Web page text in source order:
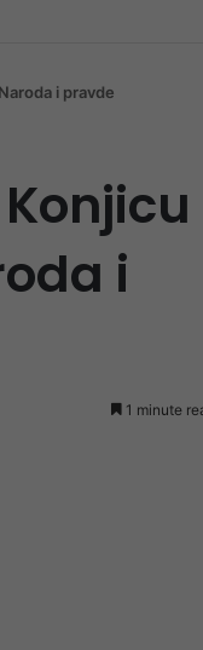
i pravde
Konjicu
i
1 minute